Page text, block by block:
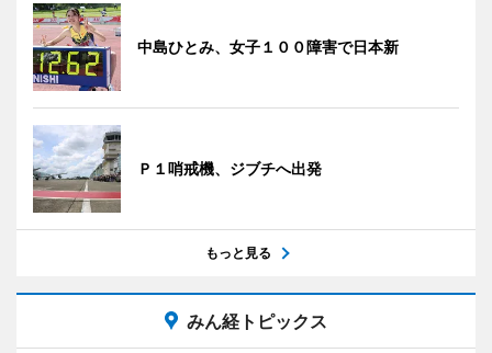
中島ひとみ、女子１００障害で日本新
Ｐ１哨戒機、ジブチへ出発
もっと見る
みん経トピックス